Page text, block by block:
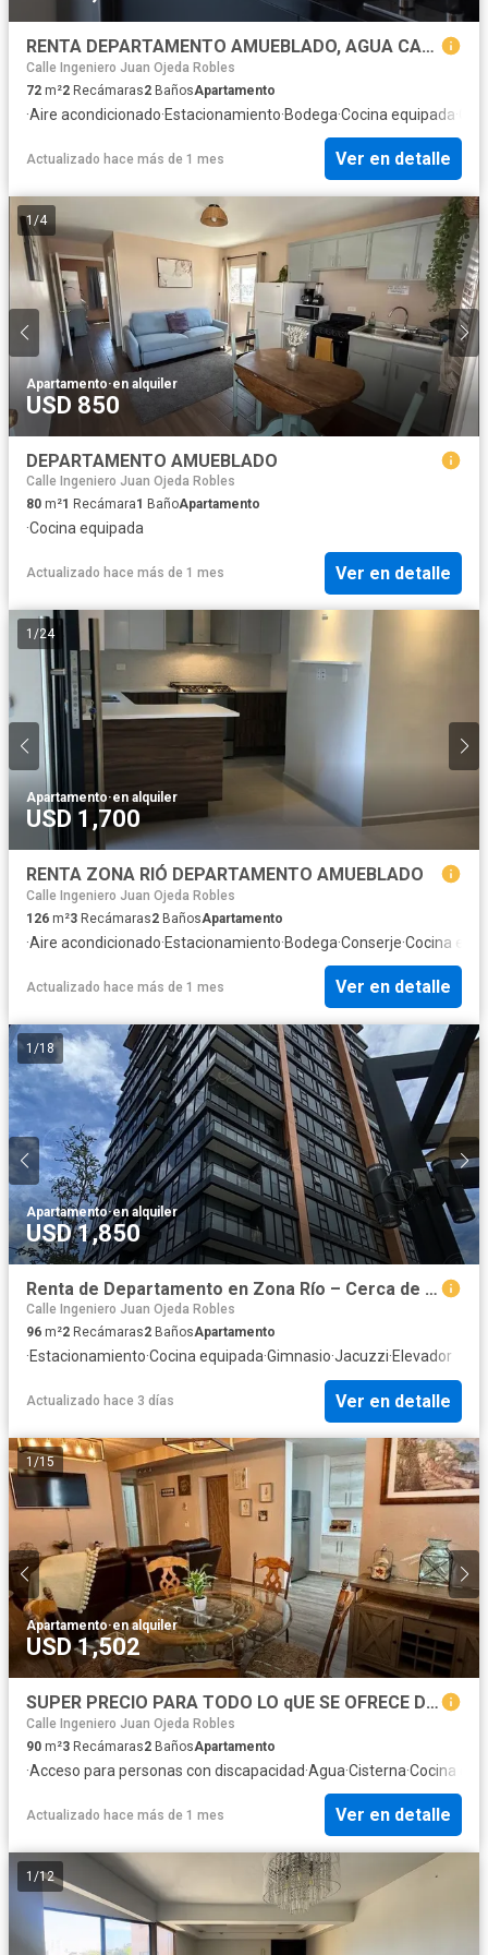
RENTA DEPARTAMENTO AMUEBLADO, AGUA CALIENTE, "ADAMANT HIPODROMO"
Calle Ingeniero Juan Ojeda Robles
72 m²2 Recámaras2 BañosApartamento
·Aire acondicionado·Estacionamiento·Bodega·Cocina equipada
Actualizado hace más de 1 mes Ver en detalle
1 /4
Apartamento·en alquiler
USD 850
DEPARTAMENTO AMUEBLADO
Calle Ingeniero Juan Ojeda Robles
80 m²1 Recámara1 BañoApartamento
·Cocina equipada
Actualizado hace más de 1 mes Ver en detalle
1 /24
Apartamento·en alquiler
USD 1,700
RENTA ZONA RIÓ DEPARTAMENTO AMUEBLADO
Calle Ingeniero Juan Ojeda Robles
126 m²3 Recámaras2 BañosApartamento
·Aire acondicionado·Estacionamiento·Bodega·Conserje·Cocina
Actualizado hace más de 1 mes Ver en detalle
1 /18
Apartamento·en alquiler
USD 1,850
Renta de Departamento en Zona Río – Cerca de la Garita San Ysidro 🏙️
Calle Ingeniero Juan Ojeda Robles
96 m²2 Recámaras2 BañosApartamento
·Estacionamiento·Cocina equipada·Gimnasio·Jacuzzi·Elevador
Actualizado hace 3 días Ver en detalle
1 /15
Apartamento·en alquiler
USD 1,502
SUPER PRECIO PARA TODO LO qUE SE OFRECE DEPARTAMENTO AMUEBLADO EN PLANTA BAJA ENFRENTE DE PALACIO CON INTERNET INCLUIDO Y CUOTA DE MANTENIMIENTO
Calle Ingeniero Juan Ojeda Robles
90 m²3 Recámaras2 BañosApartamento
·Acceso para personas con discapacidad·Agua·Cisterna·Cocina
Actualizado hace más de 1 mes Ver en detalle
1 /12